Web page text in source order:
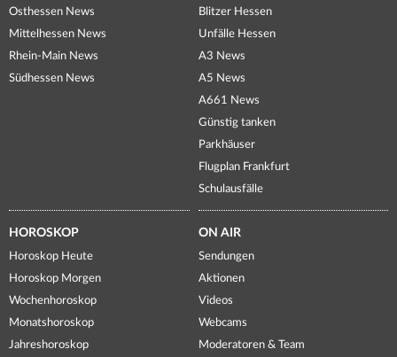
Osthessen News
Mittelhessen News
Rhein-Main News
Südhessen News
Blitzer Hessen
Unfälle Hessen
A3 News
A5 News
A661 News
Günstig tanken
Parkhäuser
Flugplan Frankfurt
Schulausfälle
HOROSKOP
Horoskop Heute
Horoskop Morgen
Wochenhoroskop
Monatshoroskop
Jahreshoroskop
ON AIR
Sendungen
Aktionen
Videos
Webcams
Moderatoren & Team